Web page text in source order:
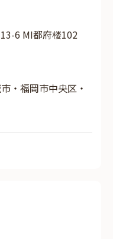
6 MI都府楼102
・福岡市中央区・